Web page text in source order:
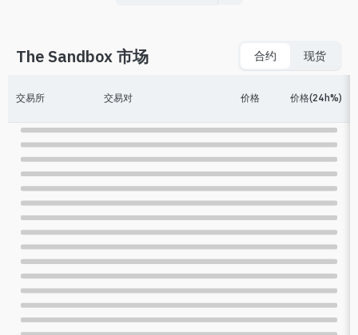
The Sandbox 市场 合约 现货
交易所 交易对 价格 价格(24h%)